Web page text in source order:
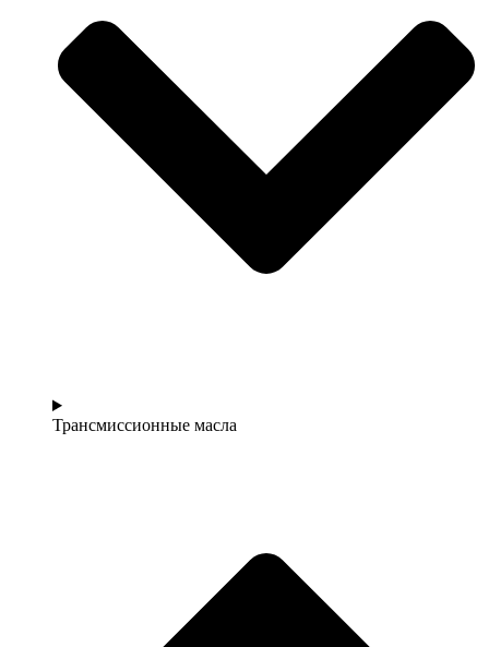
Трансмиссионные масла